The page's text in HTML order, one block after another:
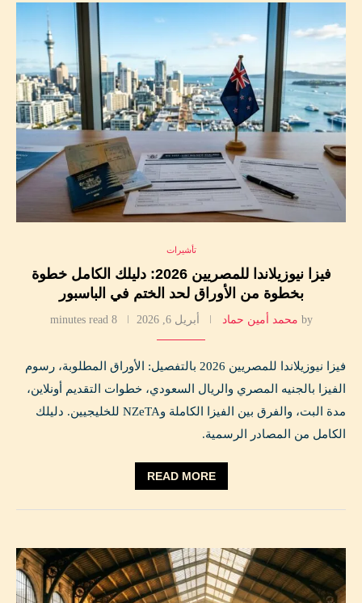
تأشيرات
فيزا نيوزيلاندا للمصريين 2026: دليلك الكامل خطوة
بخطوة من الأوراق لحد الختم في الباسبور
by محمد أمين حماد أبريل 6, 2026 8 minutes read
فيزا نيوزيلاندا للمصريين 2026 بالتفصيل: الأوراق المطلوبة، رسوم
الفيزا بالجنيه المصري والريال السعودي، خطوات التقديم أونلاين،
مدة البت، والفرق بين الفيزا الكاملة وNZeTA للخليجيين. دليلك
الكامل من المصادر الرسمية.
READ MORE